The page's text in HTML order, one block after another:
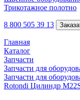
Трикотажное полотно
8 800 505 39 13
Главная
Каталог
Запчасти
Запчасти для
Запчасти для
Rotondi Цилиндр